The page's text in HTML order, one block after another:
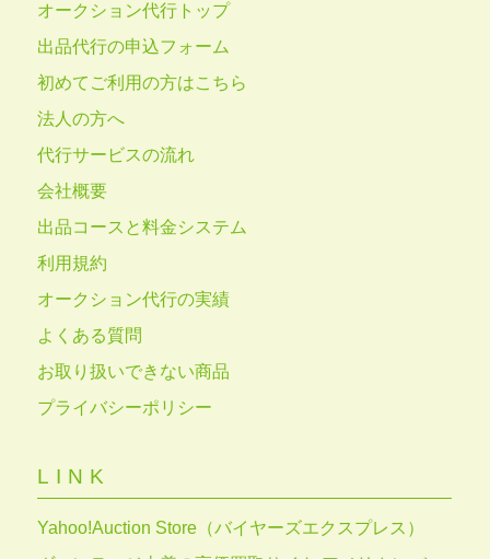
オークション代行トップ
出品代行の申込フォーム
初めてご利用の方はこちら
法人の方へ
代行サービスの流れ
会社概要
出品コースと料金システム
利用規約
オークション代行の実績
よくある質問
お取り扱いできない商品
プライバシーポリシー
LINK
Yahoo!Auction Store（バイヤーズエクスプレス）